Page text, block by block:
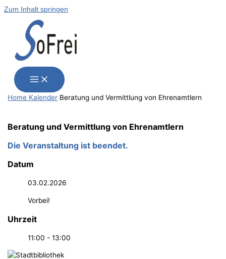
Zum Inhalt springen
Home Kalender Bera­tung und Ver­mitt­lung von Ehrenamtlern
Bera­tung und Ver­mitt­lung von Ehrenamtlern
Die Veranstaltung ist beendet.
Datum
03.02.2026
Vorbei!
Uhrzeit
11:00 - 13:00